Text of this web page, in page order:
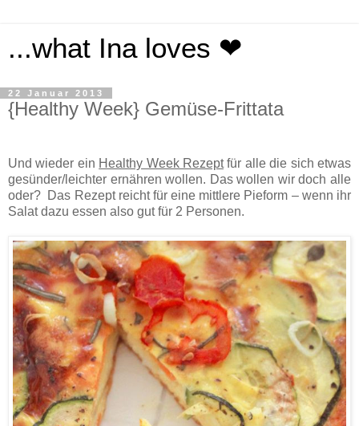
...what Ina loves ❤
22 Januar 2013
{Healthy Week} Gemüse-Frittata
Und wieder ein Healthy Week Rezeptfür alle die sich etwas
gesünder/leichter ernähren wollen. Das wollen wir doch alle
oder? Das Rezept reicht für eine mittlere Pieform – wenn ihr
Salat dazu essen also gut für 2 Personen.